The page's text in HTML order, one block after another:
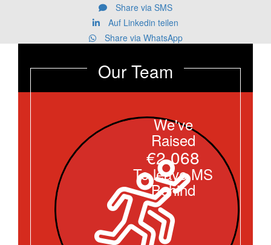
Share via SMS
Auf Linkedin teilen
Share via WhatsApp
Our Team
We've
Raised
€2.068
To leave MS
Behind